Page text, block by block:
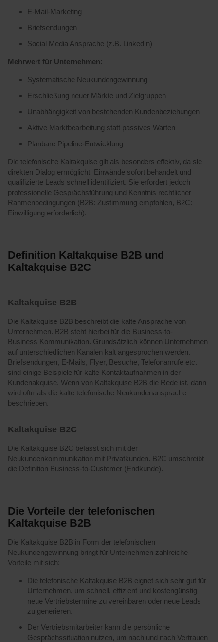
E-Mail-Marketing
Briefsendungen
Social Media Ansprache (z.B. LinkedIn)
Mehrwert für Unternehmen:
Systematische Neukundengewinnung
Erschließung neuer Märkte und Zielgruppen
Unabhängigkeit von bestehenden Kundenbeziehungen
Aktive Marktbearbeitung statt passives Warten
Planbare Pipeline-Entwicklung
Die telefonische Kaltakquise gilt als besonders effektiv, da sie
direkten Dialog ermöglicht, Einwände sofort behandelt und
qualifizierte Leads schnell identifiziert. Sie erfordert jedoch
professionelle Gesprächsführung und Kenntnis rechtlicher
Rahmenbedingungen (B2B: Zustimmung empfohlen, B2C:
Einwilligung erforderlich).
Definition Kaltakquise B2B und
Kaltakquise B2C
Kaltakquise B2B
Die Kaltakquise B2B beschreibt die kalte Ansprache von
Unternehmen. B2B steht hierbei für die Business-to-
Business Kommunikation. Grundsätzlich können Unternehmen
auf unterschiedlichen Kanälen kalt angesprochen werden.
Briefsendungen, E-Mails, Flyer, Besuche, Telefonanrufe etc.
sind einige Beispiele für kalte Kontaktaufnahmen in der
Kundenakquise. Wenn von Kaltakquise B2B die Rede ist, dann
wird oftmals die kalte telefonische Neukundenansprache
beschrieben.
Kaltakquise B2C
Die Kaltakquise B2C befasst sich mit der
Neukundenkommunikation mit Privatkunden. B2C umschreibt
die Definition Business-to-Customer (Endkunde).
Die Vorteile der telefonischen
Kaltakquise B2B
Die Kaltakquise B2B in Form der telefonischen
Neukundengewinnung bringt für Unternehmen zahlreiche
Vorteile mit sich:
Die telefonische Kaltakquise B2B eignet sich sehr gut für
Unternehmen, um schnell, effizient und kostengünstig
neue Vertriebstermine zu vereinbaren oder neue Leads
zu generieren.
Der Vertriebsmitarbeiter kann die persönliche
Gesprächssituation nutzen, um nach und nach Vertrauen